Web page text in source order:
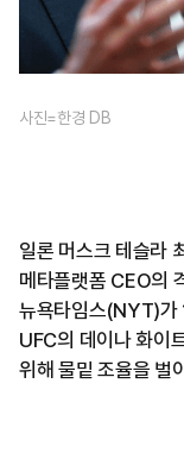
사진=한경 DB
일론 머스크 테슬라
메타플랫폼 CEO의
뉴욕타임스(NYT)가
UFC의 데이나 화이
위해 물밑 조율을 벌